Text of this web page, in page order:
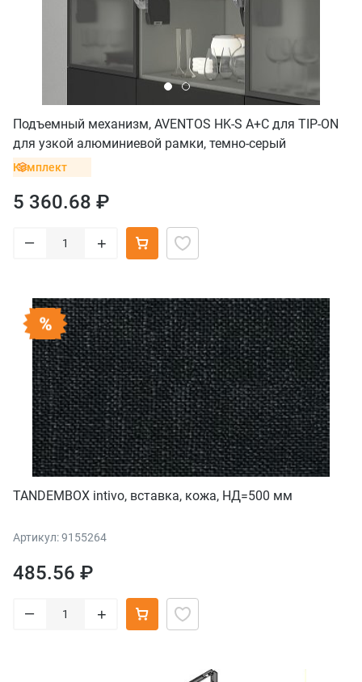
Подъемный механизм, AVENTOS HK-S A+C для TIP-ON
для узкой алюминиевой рамки, темно-серый
Комплект
5 360.68 ₽
– +
TANDEMBOX intivo, вставка, кожа, НД=500 мм
Артикул: 9155264
485.56 ₽
– +